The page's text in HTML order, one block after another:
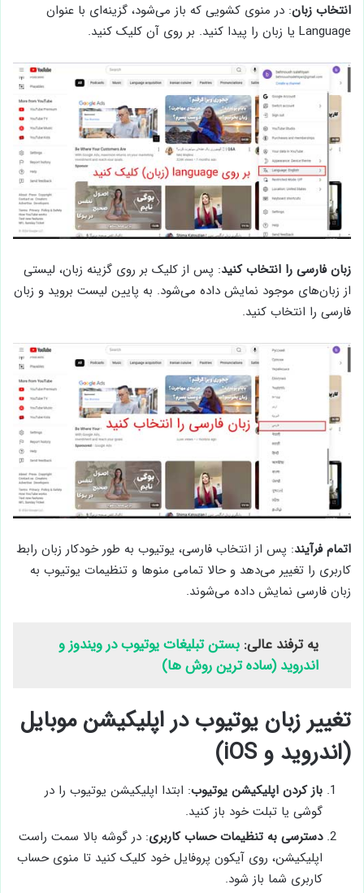
انتخاب زبان: در منوی کشویی که باز می‌شود، گزینه‌ای با عنوان
Language یا زبان را پیدا کنید. بر روی آن کلیک کنید.
زبان فارسی را انتخاب کنید: پس از کلیک بر روی گزینه زبان، لیستی
از زبان‌های موجود نمایش داده می‌شود. به پایین لیست بروید و زبان
فارسی را انتخاب کنید.
اتمام فرآیند: پس از انتخاب فارسی، یوتیوب به طور خودکار زبان رابط
کاربری را تغییر می‌دهد و حالا تمامی منوها و تنظیمات یوتیوب به
زبان فارسی نمایش داده می‌شوند.
یه ترفند عالی: بستن تبلیغات یوتیوب در ویندوز و
اندروید (ساده ترین روش ها)
تغییر زبان یوتیوب در اپلیکیشن موبایل
(اندروید و iOS)
باز کردن اپلیکیشن یوتیوب: ابتدا اپلیکیشن یوتیوب را در
گوشی یا تبلت خود باز کنید.
دسترسی به تنظیمات حساب کاربری: در گوشه بالا سمت راست
اپلیکیشن، روی آیکون پروفایل خود کلیک کنید تا منوی حساب
کاربری شما باز شود.